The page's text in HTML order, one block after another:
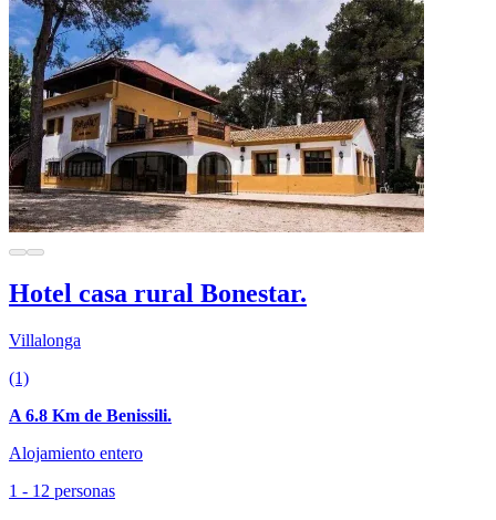
Hotel casa rural Bonestar.
Villalonga
(1)
A 6.8 Km de Benissili.
Alojamiento entero
1 - 12 personas